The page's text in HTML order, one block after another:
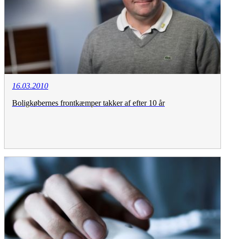
16.03.2010
Boligkøbernes frontkæmper takker af efter 10 år